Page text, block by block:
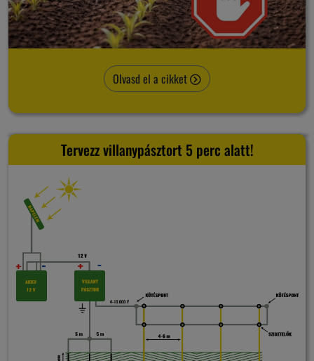
Olvasd el a cikket
Tervezz villanypásztort 5 perc alatt!